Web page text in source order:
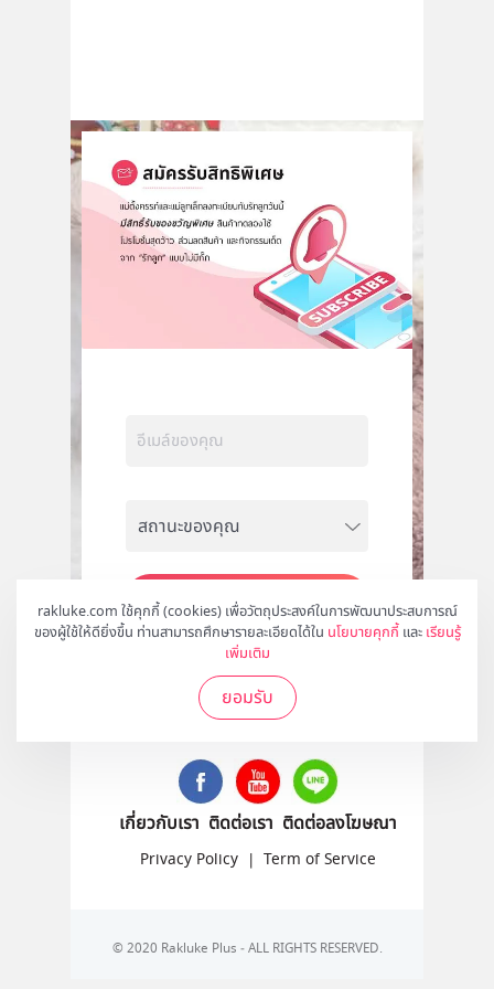
rakluke.com ใช้คุกกี้ (cookies) เพื่อวัตถุประสงค์ในการพัฒนาประสบการณ์
ของผู้ใช้ให้ดียิ่งขึ้น ท่านสามารถศึกษารายละเอียดได้ใน นโยบายคุกกี้ และ เรียนรู้
เพิ่มเติม
ยอมรับ
สมัคร
ติดตามเราได้ที่
เกี่ยวกับเรา ติดต่อเรา ติดต่อลงโฆษณา
Privacy Policy | Term of Service
© 2020 Rakluke Plus - ALL RIGHTS RESERVED.